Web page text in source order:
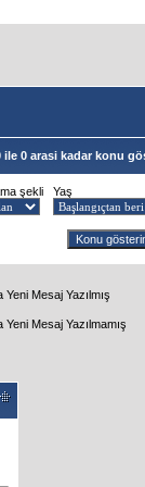
0 arasi kadar konu
şekli Yaş
Yeni Mesaj Yazılmış
Yeni Mesaj Yazılmamış